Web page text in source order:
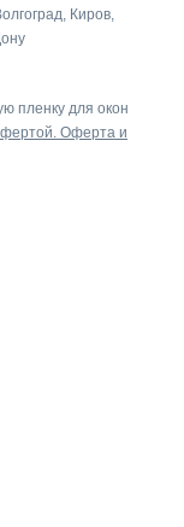
, Киров,
пленку для окон
Оферта и